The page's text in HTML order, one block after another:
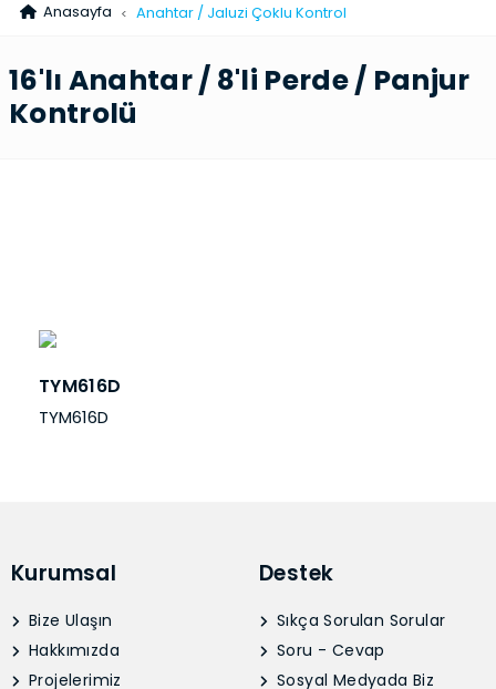
Anasayfa Anahtar / Jaluzi Çoklu Kontrol
16'lı Anahtar / 8'li Perde / Panjur
Kontrolü
TYM616D
TYM616D
Kurumsal
Bize Ulaşın
Hakkımızda
Projelerimiz
Destek
Sıkça Sorulan Sorular
Soru - Cevap
Sosyal Medyada Biz